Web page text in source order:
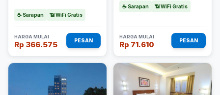
☕ Sarapan 📶 WiFi Gratis
HARGA MULAI
Rp 366.575 PESAN
FORMERLY HOTEL GRAND
☕ Sarapan 📶 WiFi Gratis
HARGA MULAI
Rp 71.610 PESAN